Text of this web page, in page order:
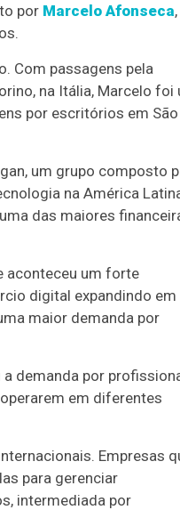
por Marcelo Afonseca
Com passagens pela
na Itália, Marcelo foi
por escritórios em São
um grupo composto
na América
das maiores
aconteceu um forte
digital expandindo em
maior demanda por
demanda por
em diferentes
Empresas
para gerenciar
intermediada por